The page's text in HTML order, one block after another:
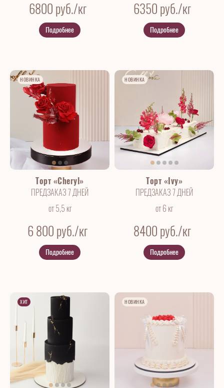
6800 руб./кг
Подробнее
6350 руб./кг
Подробнее
НОВИНКА
Торт «Cheryl»
ПРЕДЗАКАЗ 7 ДНЕЙ
от 5,5 кг
6 800 руб./кг
Подробнее
НОВИНКА
Торт «Ivy»
ПРЕДЗАКАЗ 7 ДНЕЙ
от 6 кг
8400 руб./кг
Подробнее
ХИТ НОВИНКА